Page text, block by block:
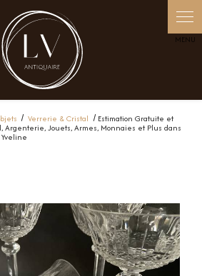
Verrerie & Cristal
Estimation Gratuite et
Argenterie, Jouets, Armes, Monnaies et Plus dans
cookies